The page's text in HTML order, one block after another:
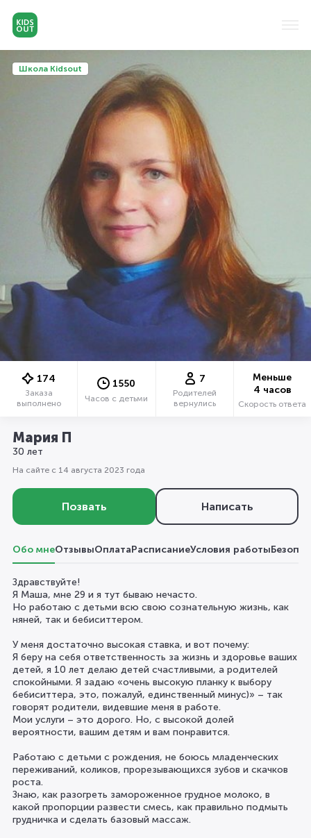
Школа Kidsout
174
Заказа
выполнено
1550
Часов с детьми
7
Родителей
вернулись
Меньше
4 часов
Скорость ответа
Мария П
30 лет
На сайте с 14 августа 2023 года
Позвать Написать
Обо мнеОтзывыОплатаРасписаниеУсловия работы
Здравствуйте!
Я Маша, мне 29 и я тут бываю нечасто.
Но работаю с детьми всю свою сознательную жизнь, как
няней, так и бебиситтером.
У меня достаточно высокая ставка, и вот почему:
Я беру на себя ответственность за жизнь и здоровье ваших
детей, я 10 лет делаю детей счастливыми, а родителей
спокойными. Я задаю «очень высокую планку к выбору
бебиситтера, это, пожалуй, единственный минус)» – так
говорят родители, видевшие меня в работе.
Мои услуги – это дорого. Но, с высокой долей
вероятности, вашим детям и вам понравится.
Работаю с детьми с рождения, не боюсь младенческих
переживаний, коликов, прорезывающихся зубов и скачков
роста.
Знаю, как разогреть замороженное грудное молоко, в
какой пропорции развести смесь, как правильно подмыть
грудничка и сделать базовый массаж.